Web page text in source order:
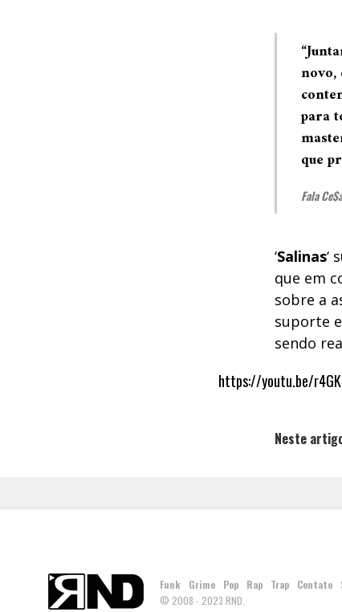
para
que
Fala
‘Salinas‘
que em
sobre a
suporte
sendo
https://youtu.be/
Neste
Funk Grime Pop Rap Trap Contato
© 2008 - 2023 RND.